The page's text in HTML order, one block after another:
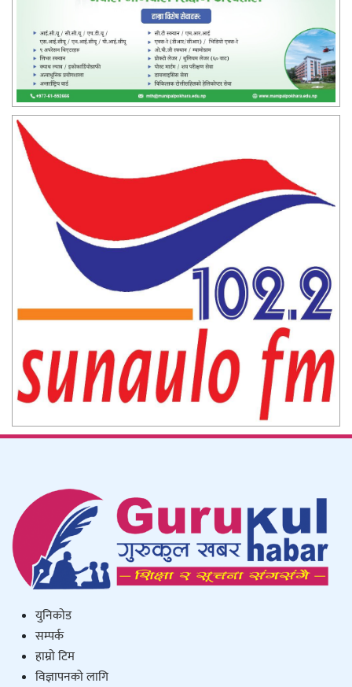
युनिकाेड
सम्पर्क
हाम्राे टिम
विज्ञापनको लागि